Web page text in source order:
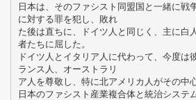
日本は、そのファシスト同盟国と一緒に戦
に対する罪を犯し、敗れ
た後は直ちに、ドイツ人と同じく、主に白
者たちに屈した。
ドイツ人とイタリア人に代わって、今度は
ランス人、オーストラリ
ア人を尊敬し、特に北アメリカ人がその中
日本のファシスト産業複合体と統治システ